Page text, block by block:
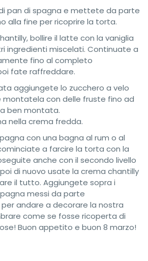
pan di spagna e mettete da parte
alla fine per ricoprire la torta.
bollire il latte con la vaniglia
ingredienti miscelati. Continuate a
fino al completo
fate raffreddare.
aggiungete lo zucchero a velo
montatela con delle fruste fino ad
ben montata.
nella crema fredda.
con una bagna al rum o al
a farcire la torta con la
anche con il secondo livello
di nuovo usate la crema chantilly
il tutto. Aggiungete sopra i
messi da parte
andare a decorare la nostra
come se fosse ricoperta di
Buon appetito e buon 8 marzo!